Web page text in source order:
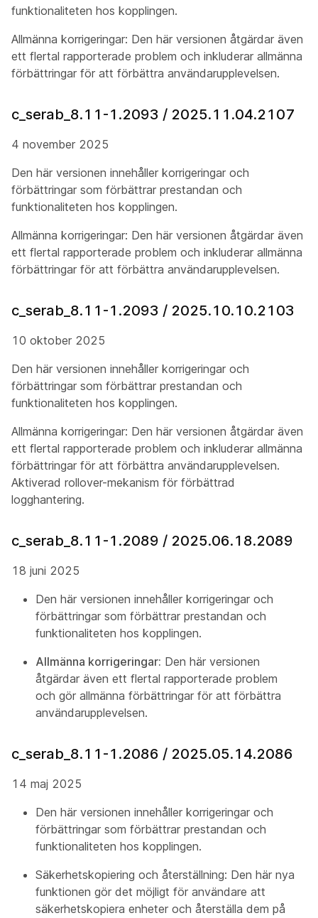
funktionaliteten hos kopplingen.
Allmänna korrigeringar: Den här versionen åtgärdar även
ett flertal rapporterade problem och inkluderar allmänna
förbättringar för att förbättra användarupplevelsen.
c_serab_8.11-1.2093 / 2025.11.04.2107
4 november 2025
Den här versionen innehåller korrigeringar och
förbättringar som förbättrar prestandan och
funktionaliteten hos kopplingen.
Allmänna korrigeringar: Den här versionen åtgärdar även
ett flertal rapporterade problem och inkluderar allmänna
förbättringar för att förbättra användarupplevelsen.
c_serab_8.11-1.2093 / 2025.10.10.2103
10 oktober 2025
Den här versionen innehåller korrigeringar och
förbättringar som förbättrar prestandan och
funktionaliteten hos kopplingen.
Allmänna korrigeringar: Den här versionen åtgärdar även
ett flertal rapporterade problem och inkluderar allmänna
förbättringar för att förbättra användarupplevelsen.
Aktiverad rollover-mekanism för förbättrad
logghantering.
c_serab_8.11-1.2089 / 2025.06.18.2089
18 juni 2025
Den här versionen innehåller korrigeringar och
förbättringar som förbättrar prestandan och
funktionaliteten hos kopplingen.
Allmänna korrigeringar: Den här versionen
åtgärdar även ett flertal rapporterade problem
och gör allmänna förbättringar för att förbättra
användarupplevelsen.
c_serab_8.11-1.2086 / 2025.05.14.2086
14 maj 2025
Den här versionen innehåller korrigeringar och
förbättringar som förbättrar prestandan och
funktionaliteten hos kopplingen.
Säkerhetskopiering och återställning: Den här nya
funktionen gör det möjligt för användare att
säkerhetskopiera enheter och återställa dem på